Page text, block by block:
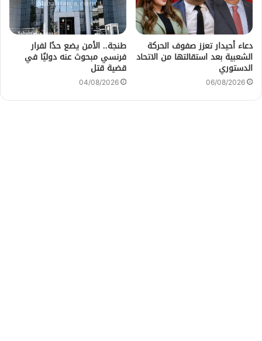
دعاء أحيدار تعزز صفوف الحركة
الشعبية بعد استقالتها من الاتحاد
الدستوري
06/08/2026
طنجة.. الأمن يضع حدًا لفرار
فرنسي مبحوث عنه دوليًا في
قضية قتل
04/08/2026